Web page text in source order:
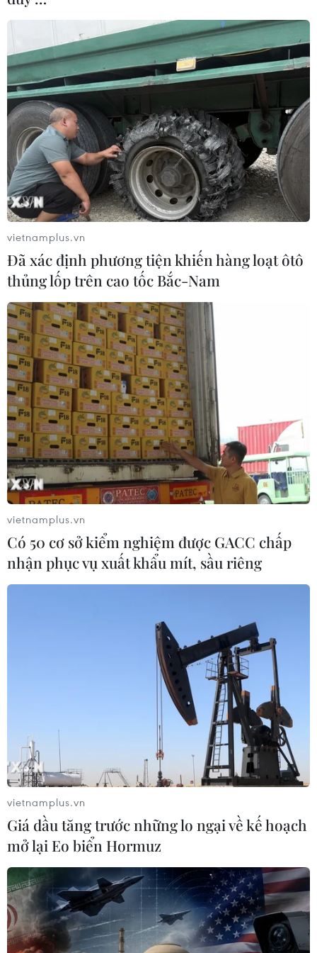
TIN CÙNG CHUYÊN MỤC
vietnamplus.vn
Đã xác định phương tiện khiến hàng loạt ôtô
thủng lốp trên cao tốc Bắc-Nam
vietnamplus.vn
Có 50 cơ sở kiểm nghiệm được GACC chấp
nhận phục vụ xuất khẩu mít, sầu riêng
vietnamplus.vn
Giá dầu tăng trước những lo ngại về kế hoạch
mở lại Eo biển Hormuz